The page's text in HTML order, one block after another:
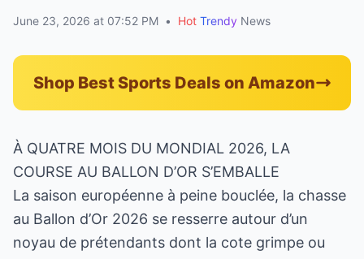
June 23, 2026 at 07:52 PM • Hot Trendy News
Shop Best Sports Deals on Amazon
À QUATRE MOIS DU MONDIAL 2026, LA
COURSE AU BALLON D’OR S’EMBALLE
La saison européenne à peine bouclée, la chasse
au Ballon d’Or 2026 se resserre autour d’un
noyau de prétendants dont la cote grimpe ou